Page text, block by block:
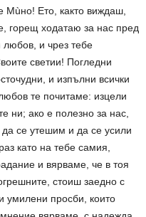
Мùно! Ето, както виждаш,
горещ ходатаю за нас пред
любов, и чрез тебе
светии! Погледни
и изпълни всички
те почитаме: изцели
ни; ако е полезно за нас,
се утешим и да се усили
като на тебе самия,
и вярваме, че в тоя
стоиш заедно с
умилени просби, които